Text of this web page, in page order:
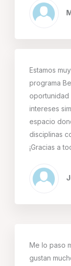
Estamos
programa
intereses
espacio
disciplinas
¡Gracias a
Me lo paso
gustan